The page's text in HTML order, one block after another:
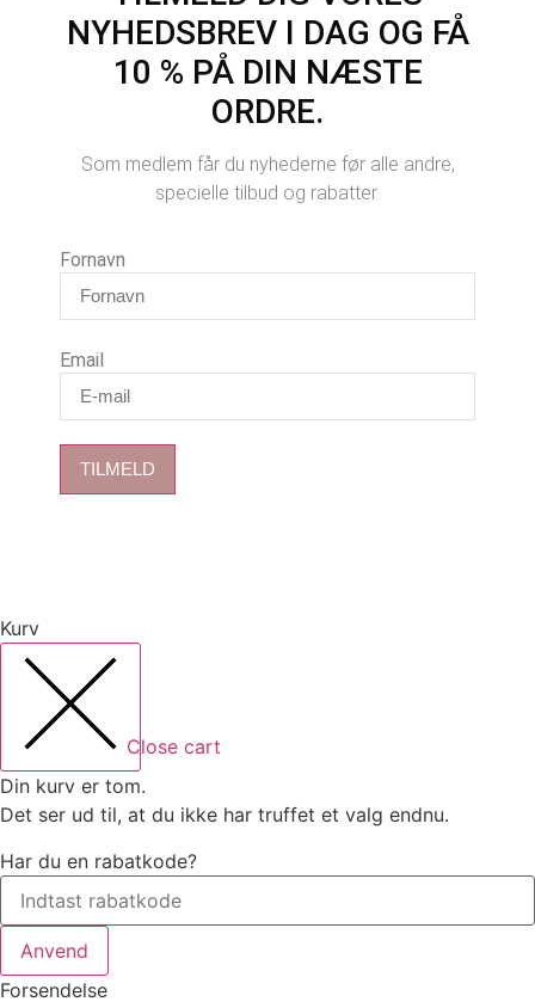
NYHEDSBREV I DAG OG FÅ
10 % PÅ DIN NÆSTE
ORDRE.
Som medlem får du nyhederne før alle andre,
specielle tilbud og rabatter.
Fornavn
Email
TILMELD
Kurv
Close cart
Din kurv er tom.
Det ser ud til, at du ikke har truffet et valg endnu.
Har du en rabatkode?
Anvend
Forsendelse